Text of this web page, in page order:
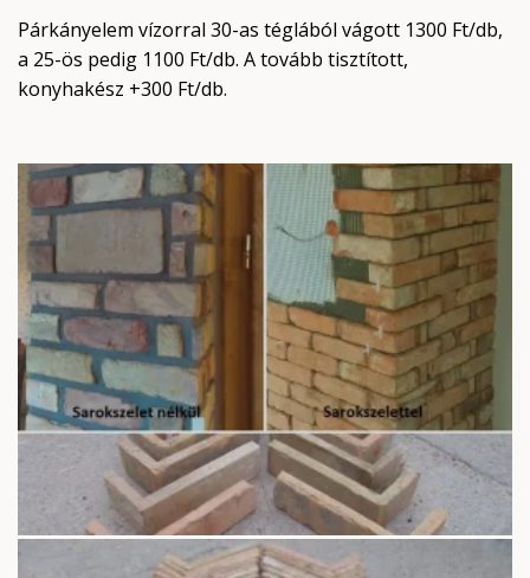
Párkányelem vízorral 30-as téglából vágott 1300 Ft/db,
a 25-ös pedig 1100 Ft/db. A tovább tisztított,
konyhakész +300 Ft/db.